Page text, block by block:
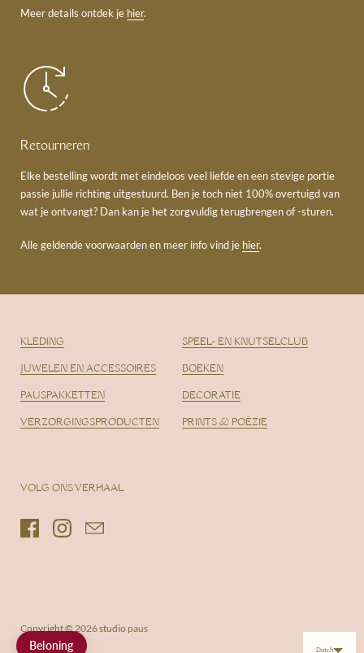
Meer details ontdek je hier.
Retourneren
Elke bestelling wordt met eindeloos veel liefde en een stevige portie
passie jullie richting uitgestuurd. Ben je toch niet 100% overtuigd van
wat je ontvangt? Dan kan je het zorgvuldig terugbrengen of -sturen.
Alle geldende voorwaarden en meer info vind je hier.
KLEDING
JUWELEN EN ACCESSOIRES
PAUSPAKKETTEN
VERZORGINGSPRODUCTEN
SPEEL- EN KNUTSELCLUB
BOEKEN
DECORATIE
PRINTS & POËZIE
VOLG ONS VERHAAL
FacebookInstagramEmail
Copyright © 2026studio paus
Beloning Dutch